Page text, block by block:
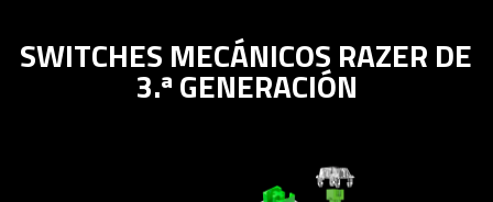
SWITCHES MECÁNICOS RAZER DE
3.ª GENERACIÓN